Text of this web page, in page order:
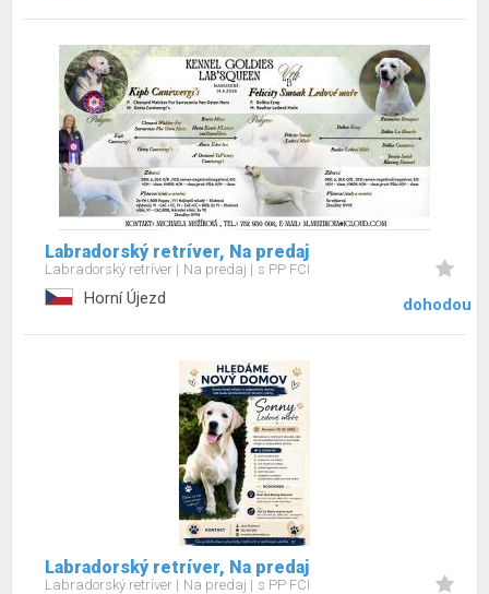
Labradorský retríver, Na predaj
Labradorský retríver Na predaj s PP FCI
Horní Újezd dohodou
Labradorský retríver, Na predaj
Labradorský retríver Na predaj s PP FCI